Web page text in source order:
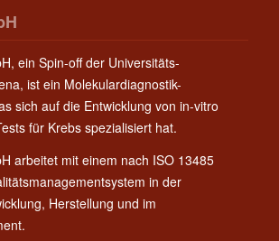
ein Spin-off der Universitäts-
ist ein Molekulardiagnostik-
sich auf die Entwicklung von in-vitro
für Krebs spezialisiert hat.
arbeitet mit einem nach ISO 13485
in der
Herstellung und im